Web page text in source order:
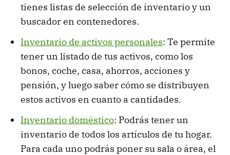
tienes listas de selección de inventario y un
buscador en contenedores.
Inventario de activos personales: Te permite
tener un listado de tus activos, como los
bonos, coche, casa, ahorros, acciones y
pensión, y luego saber cómo se distribuyen
estos activos en cuanto a cantidades.
Inventario doméstico: Podrás tener un
inventario de todos los artículos de tu hogar.
Para cada uno podrás poner su sala o área, el